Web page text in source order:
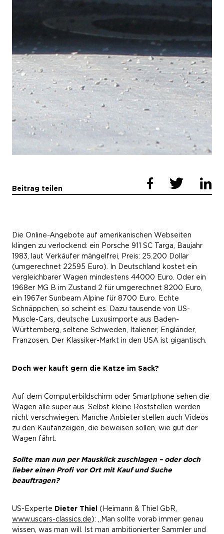
Beitrag teilen
Die Online-Angebote auf amerikanischen Webseiten
klingen zu verlockend: ein Porsche 911 SC Targa, Baujahr
1983, laut Verkäufer mängelfrei, Preis: 25.200 Dollar
(umgerechnet 22595 Euro). In Deutschland kostet ein
vergleichbarer Wagen mindestens 44000 Euro. Oder ein
1968er MG B im Zustand 2 für umgerechnet 8200 Euro,
ein 1967er Sunbeam Alpine für 8700 Euro. Echte
Schnäppchen, so scheint es. Dazu tausende von US-
Muscle-Cars, deutsche Luxusimporte aus Baden-
Württemberg, seltene Schweden, Italiener, Engländer,
Franzosen. Der Klassiker-Markt in den USA ist gigantisch.
Doch wer kauft gern die Katze im Sack?
Auf dem Computerbildschirm oder Smartphone sehen die
Wagen alle super aus. Selbst kleine Roststellen werden
nicht verschwiegen. Manche Anbieter stellen auch Videos
zu den Kaufanzeigen, die beweisen sollen, wie gut der
Wagen fährt.
Sollte man nun per Mausklick zuschlagen – oder doch
lieber einen Profi vor Ort mit Kauf und Suche
beauftragen?
US-Experte Dieter Thiel (Heimann & Thiel GbR,
www.uscars-classics.de): „Man sollte vorab immer genau
wissen, was man will. Ist man ambitionierter Sammler und